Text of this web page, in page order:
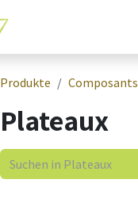
Produkte Composants
Plateaux